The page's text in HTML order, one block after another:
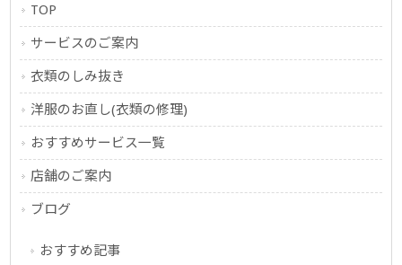
TOP
サービスのご案内
衣類のしみ抜き
洋服のお直し(衣類の修理)
おすすめサービス一覧
店舗のご案内
ブログ
おすすめ記事